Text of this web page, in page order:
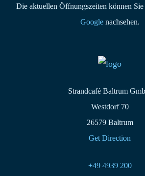
Die aktuellen Öffnungszeiten können
Googlenachsehen.
Strandcafé Baltrum
Westdorf 70
26579 Baltrum
Get Direction
+49 4939 200